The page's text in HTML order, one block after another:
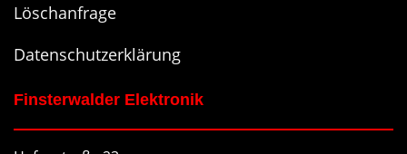
Löschanfrage
Datenschutzerklärung
Finsterwalder Elektronik